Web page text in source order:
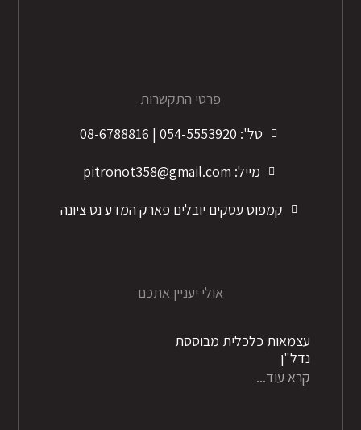
פרטי התקשרות
טל': 054-5553920 | 08-6788816
מייל: pitronot358@gmail.com
קמפוס עסקים יובלים פארק המדע נס ציונה
אולי יעניין אתכם
עצמאות כלכלית מבוססת
נדל"ן
קרא עוד...